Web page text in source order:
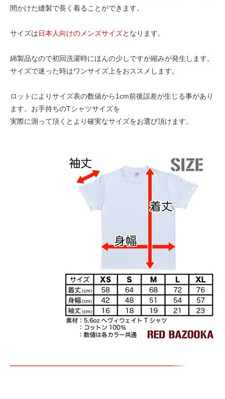
間かけた縫製で長く着ることができます。
サイズは日本人向けのメンズサイズとなります。
綿製品なので初回洗濯時にほんの少しですが縮みが発生します。
サイズで迷った時はワンサイズ上をおススメします。
ロットによりサイズ表の数値から1cm前後誤差が生じる事があり
ます。お手持ちのTシャツサイズを
実際に測って頂くとより確実なサイズをお選び頂けます。